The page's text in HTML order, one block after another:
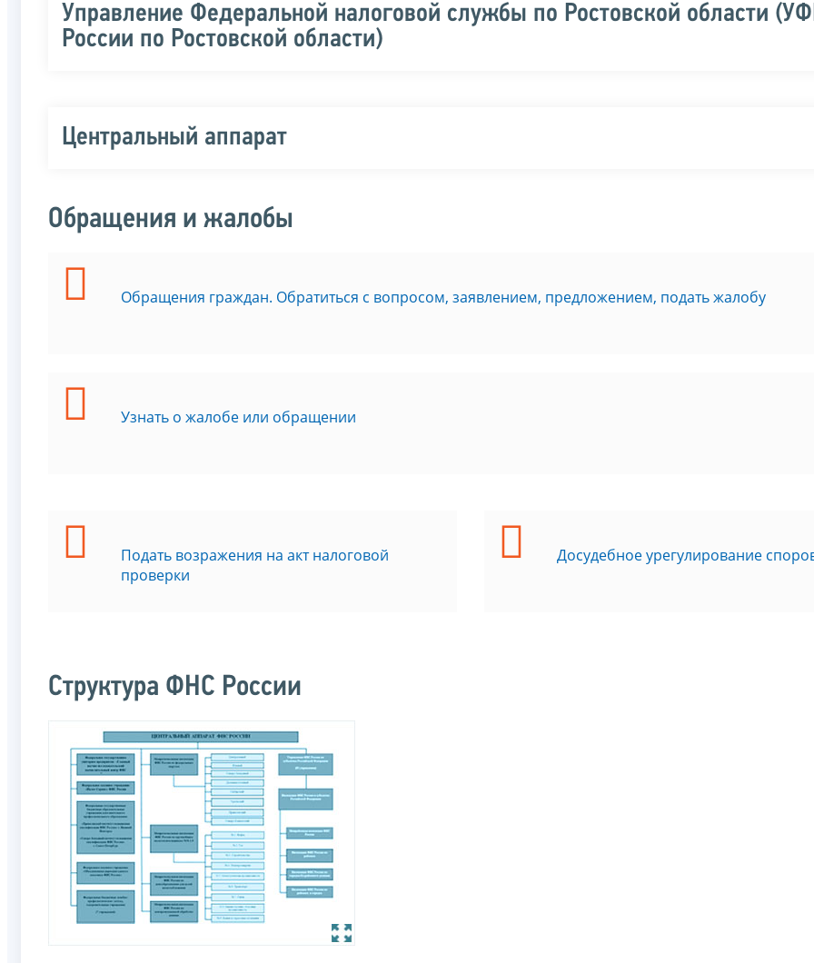
Управление Федеральной налоговой службы по Ростовской области
России по Ростовской области)
Центральный аппарат
Обращения и жалобы
Обращения граждан. Обратиться с вопросом, заявлением, предложением, подать жалобу
Узнать о жалобе или обращении
Подать возражения на акт налоговой
проверки
Досудебное урегулирование
Структура ФНС России